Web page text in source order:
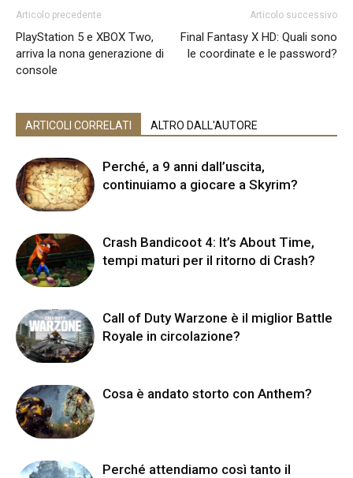
Articolo precedente
PlayStation 5 e XBOX Two,
arriva la nona generazione di
console
Articolo successivo
Final Fantasy X HD: Quali sono
le coordinate e le password?
ARTICOLI CORRELATI ALTRO DALL'AUTORE
Perché, a 9 anni dall’uscita,
continuiamo a giocare a Skyrim?
Crash Bandicoot 4: It’s About Time,
tempi maturi per il ritorno di Crash?
Call of Duty Warzone è il miglior Battle
Royale in circolazione?
Cosa è andato storto con Anthem?
Perché attendiamo così tanto il